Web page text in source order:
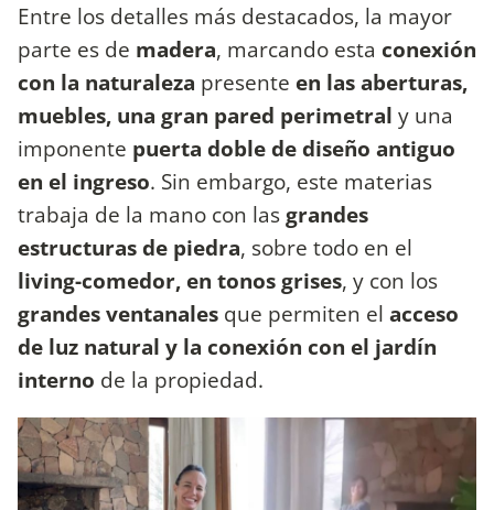
Entre los detalles más destacados, la mayor
parte es de madera, marcando esta conexión
con la naturaleza presente en las aberturas,
muebles, una gran pared perimetral y una
imponente puerta doble de diseño antiguo
en el ingreso. Sin embargo, este materias
trabaja de la mano con lasgrandes
estructuras de piedra, sobre todo en el
living-comedor, en tonos grises, y con los
grandes ventanales que permiten el acceso
de luz natural y la conexión con el jardín
interno de la propiedad.